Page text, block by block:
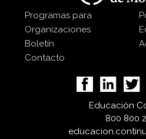
Programas para
Organizaciones
Boletín
Contacto
Educación
800 800